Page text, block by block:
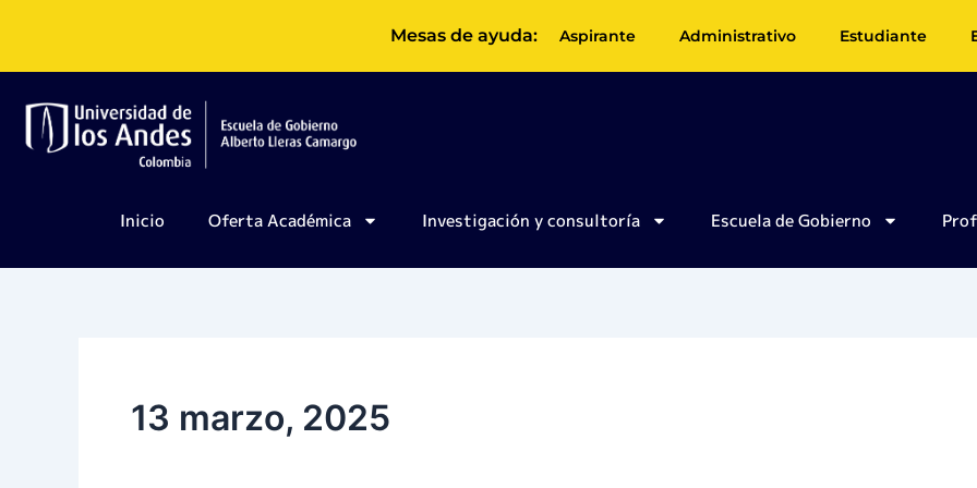
contenido
Mesas de ayuda: Aspirante Administrativo Estudiante
Inicio Oferta Académica Investigación y consultoría Escuela de Gobierno
13 marzo, 2025